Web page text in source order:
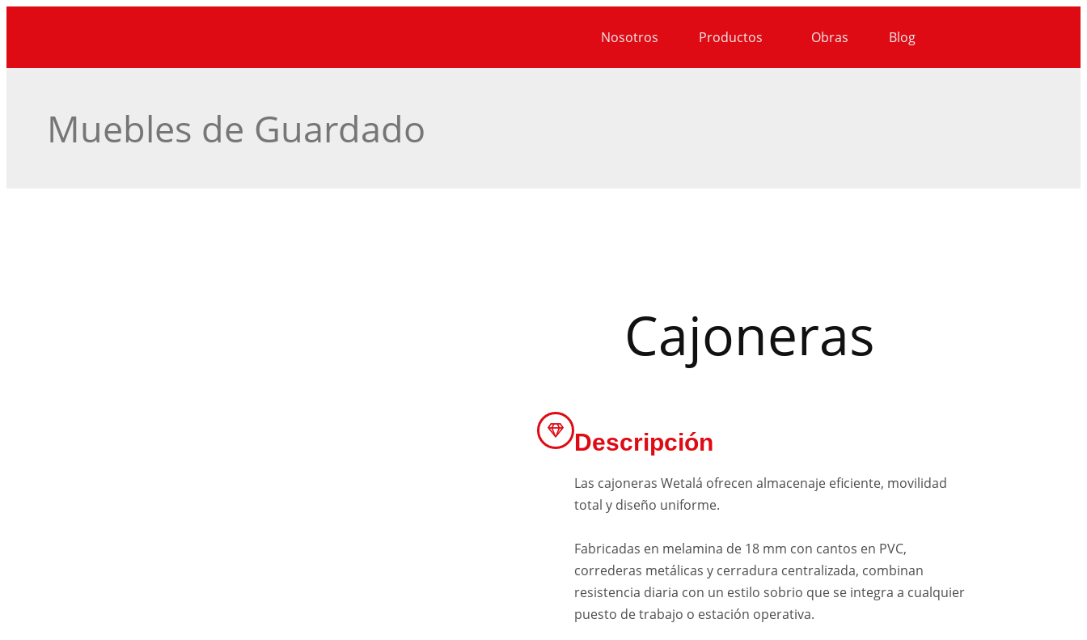
Nosotros Productos Obras Blog
Muebles de Guardado
Cajoneras
Descripción
Las cajoneras Wetalá ofrecen almacenaje eficiente, movilidad
total y diseño uniforme.
Fabricadas en melamina de 18 mm con cantos en PVC,
correderas metálicas y cerradura centralizada, combinan
resistencia diaria con un estilo sobrio que se integra a cualquier
puesto de trabajo o estación operativa.